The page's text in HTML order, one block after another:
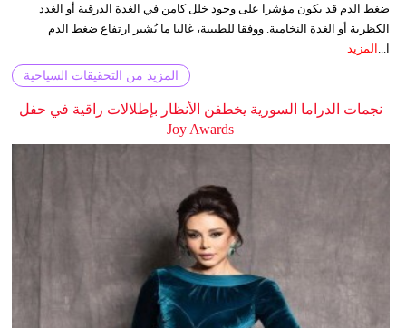
ضغط الدم قد يكون مؤشرا على وجود خلل كامن في الغدة الدرقية أو الغدد
الكظرية أو الغدة النخامية. ووفقا للطبيبة، غالبا ما يُشير ارتفاع ضغط الدم
ا... المزيد
المزيد من التحقيقات السياحية
نجمات الدراما السورية يخطفن الأنظار بإطلالات راقية في حفل
Joy Awards